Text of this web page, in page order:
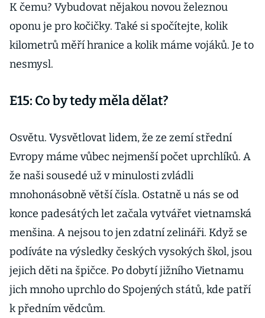
K čemu? Vybudovat nějakou novou železnou
oponu je pro kočičky. Také si spočítejte, kolik
kilometrů měří hranice a kolik máme vojáků. Je to
nesmysl.
E15: Co by tedy měla dělat?
Osvětu. Vysvětlovat lidem, že ze zemí střední
Evropy máme vůbec nejmenší počet uprchlíků. A
že naši sousedé už v minulosti zvládli
mnohonásobně větší čísla. Ostatně u nás se od
konce padesátých let začala vytvářet vietnamská
menšina. A nejsou to jen zdatní zelináři. Když se
podíváte na výsledky českých vysokých škol, jsou
jejich děti na špičce. Po dobytí jižního Vietnamu
jich mnoho uprchlo do Spojených států, kde patří
k předním vědcům.